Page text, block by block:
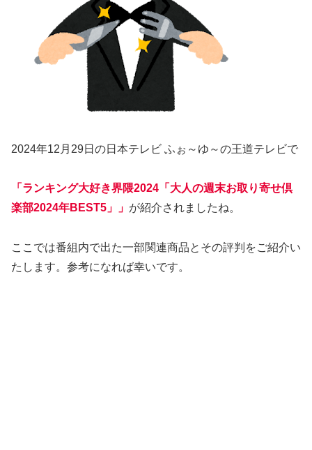
2024年12月29日の日本テレビ ふぉ～ゆ～の王道テレビで
「ランキング大好き界隈2024「大人の週末お取り寄せ倶
楽部2024年BEST5」」 が紹介されましたね。
ここでは番組内で出た一部関連商品とその評判をご紹介い
たします。参考になれば幸いです。